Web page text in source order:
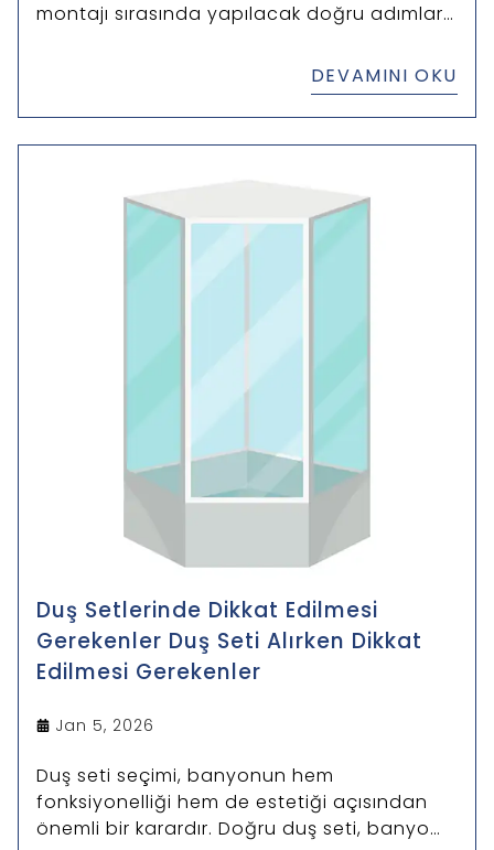
montajı sırasında yapılacak doğru adımlar
DEVAMINI OKU
Duş Setlerinde Dikkat Edilmesi
Gerekenler Duş Seti Alırken Dikkat
Edilmesi Gerekenler
Jan 5, 2026
Duş seti seçimi, banyonun hem
fonksiyonelliği hem de estetiği açısından
önemli bir karardır. Doğru duş seti, banyo